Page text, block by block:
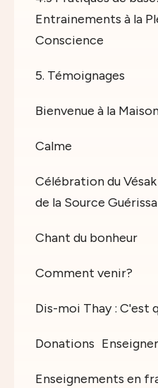
Entrainements à la
Conscience
5. Témoignages
Bienvenue à la
Calme
Célébration du
de la Source
Chant du bonheur
Comment venir?
Dis-moi Thay : C'est
Donations
Enseignements en